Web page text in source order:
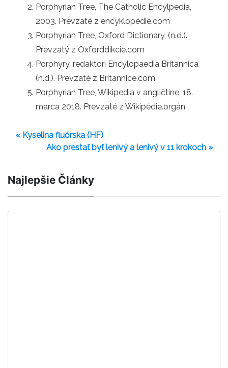
Porphyrian Tree, The Catholic Encylpedia,
2003. Prevzaté z encyklopédie.com
Porphyrian Tree, Oxford Dictionary, (n.d.).
Prevzatý z Oxforddikcie.com
Porphyry, redaktori Encylopaedia Britannica
(n.d.). Prevzaté z Britannice.com
Porphyrian Tree, Wikipedia v angličtine, 18.
marca 2018. Prevzaté z Wikipédie.orgán
« Kyselina fluórska (HF)
Ako prestať byť lenivý a lenivý v 11 krokoch »
Najlepšie Články